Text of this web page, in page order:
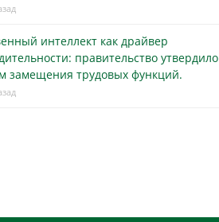
интеллект как драйвер
правительство утвердило
замещения трудовых функций.